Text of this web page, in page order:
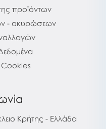
προϊόντων
- ακυρώσεων
Cookies
Κρήτης - Ελλάδα